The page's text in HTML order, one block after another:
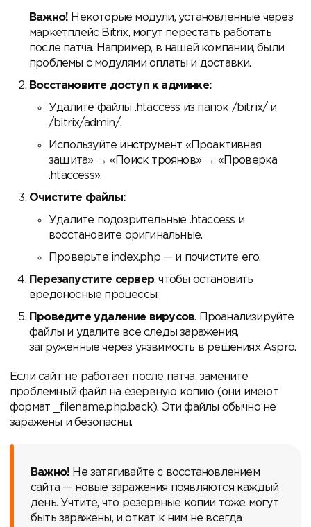
Важно! Некоторые модули, установленные через
маркетплейс Bitrix, могут перестать работать
после патча. Например, в нашей компании, были
проблемы с модулями оплаты и доставки.
Восстановите доступ к админке:
Удалите файлы .htaccess из папок /bitrix/ и
/bitrix/admin/.
Используйте инструмент «Проактивная
защита» → «Поиск троянов» → «Проверка
.htaccess».
Очистите файлы:
Удалите подозрительные .htaccess и
восстановите оригинальные.
Проверьте index.php — и почистите его.
Перезапустите сервер, чтобы остановить
вредоносные процессы.
Проведите удаление вирусов. Проанализируйте
файлы и удалите все следы заражения,
загруженные через уязвимость в решениях Aspro.
Если сайт не работает после патча, замените
проблемный файл на езервную копию (они имеют
формат _filename.php.back). Эти файлы обычно не
заражены и безопасны.
Важно! Не затягивайте с восстановлением
сайта — новые заражения появляются каждый
день. Учтите, что резервные копии тоже могут
быть заражены, и откат к ним не всегда